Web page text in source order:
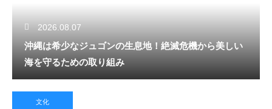
2026.08.07
沖縄は希少なジュゴンの生息地！絶滅危機から美しい
海を守るための取り組み
文化